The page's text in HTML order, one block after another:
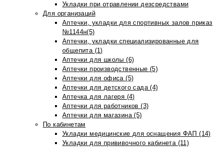
Укладки при отравлении дезсредствами
Для организаций
Аптечки, укладки для спортивных залов приказ
№1144н(5)
Аптечки, укладки специализированные для
общепита (1)
Аптечки для школы (6)
Аптечки производственные (5)
Аптечки для офиса (5)
Аптечки для детского сада (4)
Аптечка для лагеря (4)
Аптечки для работников (3)
Аптечки для магазина (5)
По кабинетам
Укладки медицинские для оснащения ФАП (14)
Укладки для прививочного кабинета (11)